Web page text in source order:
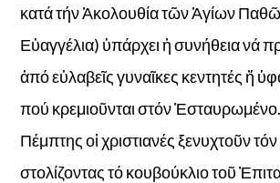
κατά τήν Ἀκολουθία τῶν Ἁγίων
Εὐαγγέλια) ὑπάρχει ἡ συνήθεια νά
ἀπό εὐλαβεῖς γυναῖκες κεντητές ἤ
πού κρεμιοῦνται στόν
Πέμπτης οἱ χριστιανές ξενυχτοῦν
στολίζοντας τό κουβούκλιο τοῦ